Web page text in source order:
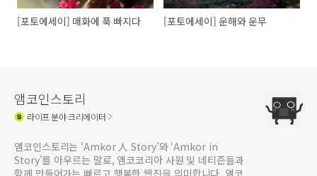
[포토에세이] 매화에 푹 빠지다 [포토에세이] 운해와 운무
앰코인스토리
라이프분야 크리에이터
앰코인스토리는 ‘Amkor 人 Story’와 ‘Amkor in
Story’를 아우르는 말로, 앰코코리아 사원 및 네티즌들과